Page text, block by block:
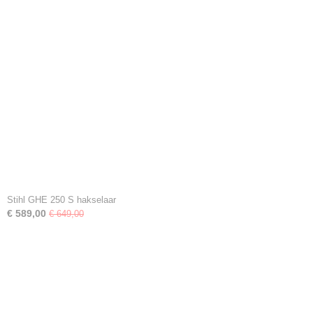
Stihl GHE 250 S hakselaar
€ 589,00 € 649,00